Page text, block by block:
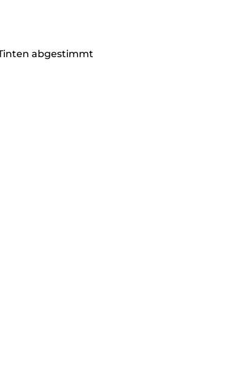
abgestimmt